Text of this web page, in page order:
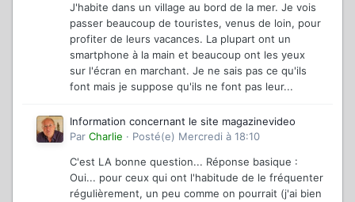
J'habite dans un village au bord de la mer. Je vois
passer beaucoup de touristes, venus de loin, pour
profiter de leurs vacances. La plupart ont un
smartphone à la main et beaucoup ont les yeux
sur l'écran en marchant. Je ne sais pas ce qu'ils
font mais je suppose qu'ils ne font pas leur...
Information concernant le site magazinevideo
Par Charlie · Posté(e) Mercredi à 18:10
C'est LA bonne question... Réponse basique :
Oui... pour ceux qui ont l'habitude de le fréquenter
régulièrement, un peu comme on pourrait (j'ai bien